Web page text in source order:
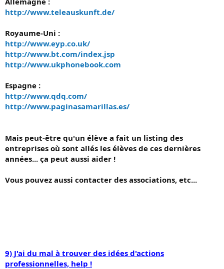
http://www.teleauskunft.de/
Royaume-Uni :
http://www.eyp.co.uk/
http://www.bt.com/index.jsp
http://www.ukphonebook.com
Espagne :
http://www.qdq.com/
http://www.paginasamarillas.es/
Mais peut-être qu'un élève a fait un listing des
entreprises où sont allés les élèves de ces dernières
années... ça peut aussi aider !
Vous pouvez aussi contacter des associations, etc...
9) J'ai du mal à trouver des idées d'actions
professionnelles, help !